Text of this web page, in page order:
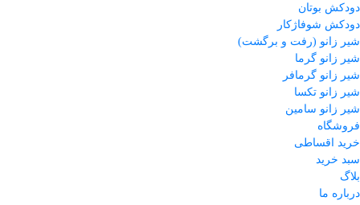
دودکش بوتان
دودکش شوفاژکار
شیر زانو (رفت و برگشت)
شیر زانو گرما
شیر زانو گرمافر
شیر زانو تکسا
شیر زانو سامین
فروشگاه
خرید اقساطی
سبد خرید
بلاگ
درباره ما